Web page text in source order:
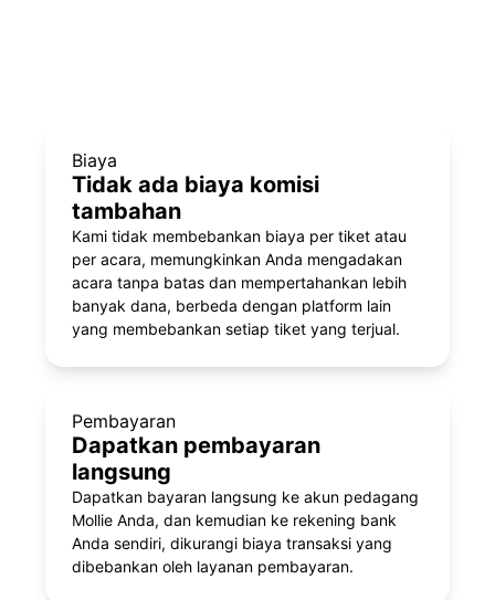
Biaya
Tidak ada biaya komisi
tambahan
Kami tidak membebankan biaya per tiket atau
per acara, memungkinkan Anda mengadakan
acara tanpa batas dan mempertahankan lebih
banyak dana, berbeda dengan platform lain
yang membebankan setiap tiket yang terjual.
Pembayaran
Dapatkan pembayaran
langsung
Dapatkan bayaran langsung ke akun pedagang
Mollie Anda, dan kemudian ke rekening bank
Anda sendiri, dikurangi biaya transaksi yang
dibebankan oleh layanan pembayaran.